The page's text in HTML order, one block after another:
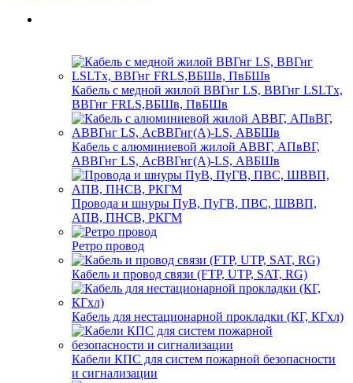
Кабель с медной жилой ВВГнг LS, ВВГнг LSLTx,
ВВГнг FRLS,ВБШв, ПвБШв
Кабель с алюминиевой жилой АВВГ, АПвВГ,
АВВГнг LS, АсВВГнг(А)-LS, АВБШв
Провода и шнуры ПуВ, ПуГВ, ПВС, ШВВП,
АПВ, ПНСВ, РКГМ
Ретро провод
Кабель и провод связи (FTP, UTP, SAT, RG)
Кабель для нестационарной прокладки (КГ, КГхл)
Кабели КПС для систем пожарной безопасности
и сигнализации